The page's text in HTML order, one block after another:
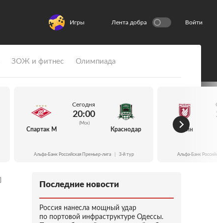
Игры Лента добра Войти
ЗОЖ и фитнес Олимпиада
Спартак М
Сегодня
20:00
(Мск)
Краснодар
Альфа-Банк Российская Премьер-лига 3-й тур
Рубин
Альфа-Банк
Последние новости
Россия нанесла мощный удар
по портовой инфраструктуре Одессы.